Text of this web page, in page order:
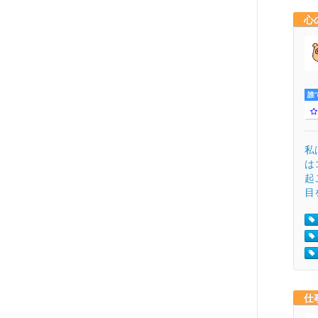
心
誰
私
は
起
仕